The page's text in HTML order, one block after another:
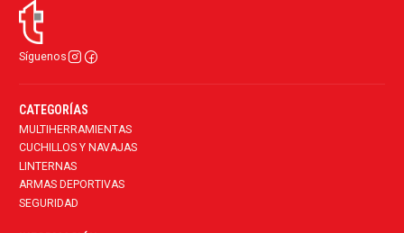
Síguenos
CATEGORÍAS
MULTIHERRAMIENTAS
CUCHILLOS Y NAVAJAS
LINTERNAS
ARMAS DEPORTIVAS
SEGURIDAD